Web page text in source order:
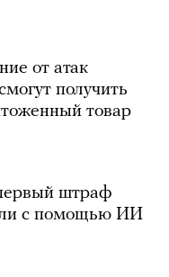
от атак
получить
товар
штраф
с помощью ИИ